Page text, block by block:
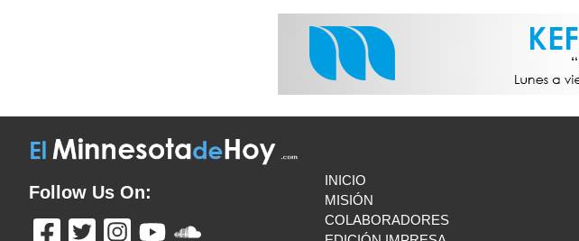
Follow Us On:
INICIO
MISIÓN
COLABORADORES